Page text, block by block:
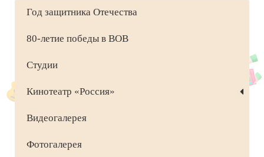
Год защитника Отечества
80-летие победы в ВОВ
Студии
Кинотеатр «Россия»
Видеогалерея
Фотогалерея